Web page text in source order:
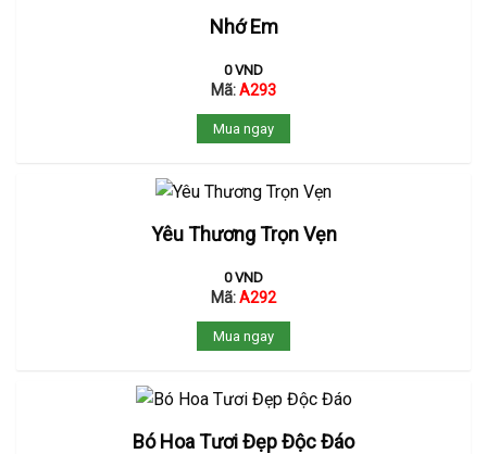
Nhớ Em
0VND
Mã:A293
Mua ngay
Yêu Thương Trọn Vẹn
0VND
Mã:A292
Mua ngay
Bó Hoa Tươi Đẹp Độc Đáo